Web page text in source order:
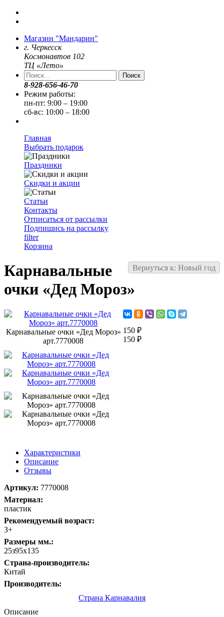
Магазин "Мандарин"
г. Черкесск
Космонавтов 102
ТЦ «Лето»
Поиск
8-928-656-46-70
Режим работы:
пн-пт: 9:00 – 19:00
сб-вс: 10:00 – 18:00
Главная
Выбрать подарок
Праздники
Скидки и акции
Статьи
Контакты
Отписаться от рассылки
Подпишись на рассылку
filter
Корзина
Вернуться к: Новый год
Карнавальные
очки «Дед Мороз»
Карнавальные очки «Дед Мороз»
арт.7770008
150 ₽
150 ₽
Характеристики
Описание
Отзывы
Артикул: 7770008
Материал:
пластик
Рекомендуемый возраст:
3+
Размеры мм.:
25з95х135
Страна-производитель:
Китай
Производитель:
Страна Карнавалия
Описание